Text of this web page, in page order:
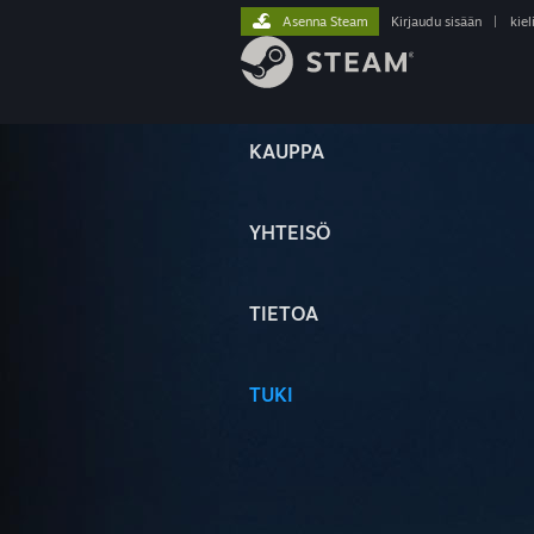
KAUPPA
YHTEISÖ
TIETOA
TUKI
Asenna Steam Kirjaudu sisään kieli